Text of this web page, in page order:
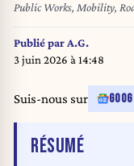
Public Works, Mobility,
Desquesnes pictured
government and the
Jambes, Namur,
Publié par A.G.
3 juin 2026 à 14:48
Suis-nous sur
RÉSUMÉDE